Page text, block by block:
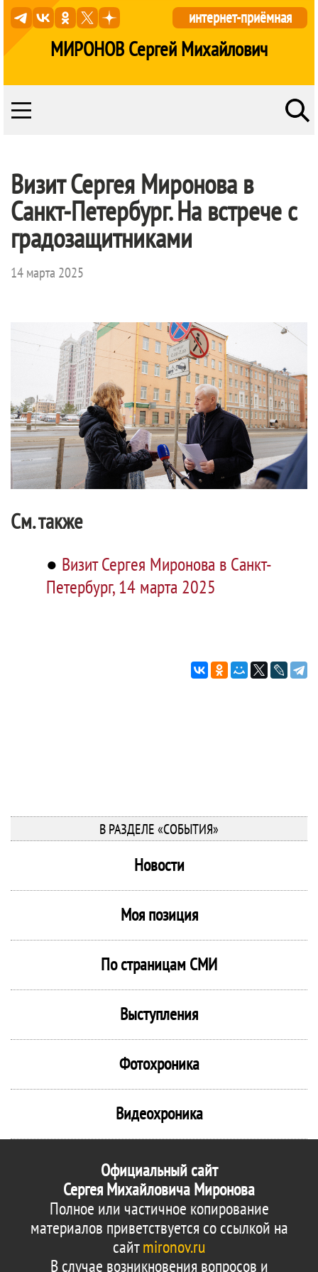
МИРОНОВ Сергей Михайлович
интернет-приёмная
Визит Сергея Миронова в
Санкт-Петербург. На встрече с
градозащитниками
14 марта 2025
См. также
● Визит Сергея Миронова в Санкт-
Петербург, 14 марта 2025
В РАЗДЕЛЕ «СОБЫТИЯ»
Новости
Моя позиция
По страницам СМИ
Выступления
Фотохроника
Видеохроника
Официальный сайт
Сергея Михайловича Миронова
Полное или частичное копирование
материалов приветствуется со ссылкой на
сайтmironov.ru
В случае возникновения вопросов и